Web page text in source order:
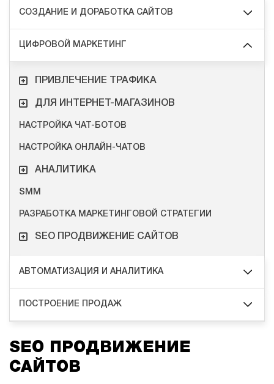
СОЗДАНИЕ И ДОРАБОТКА САЙТОВ
ЦИФРОВОЙ МАРКЕТИНГ
ПРИВЛЕЧЕНИЕ ТРАФИКА
ДЛЯ ИНТЕРНЕТ-МАГАЗИНОВ
НАСТРОЙКА ЧАТ-БОТОВ
НАСТРОЙКА ОНЛАЙН-ЧАТОВ
АНАЛИТИКА
SMM
РАЗРАБОТКА МАРКЕТИНГОВОЙ СТРАТЕГИИ
SEO ПРОДВИЖЕНИЕ САЙТОВ
АВТОМАТИЗАЦИЯ И АНАЛИТИКА
ПОСТРОЕНИЕ ПРОДАЖ
SEO ПРОДВИЖЕНИЕ
САЙТОВ